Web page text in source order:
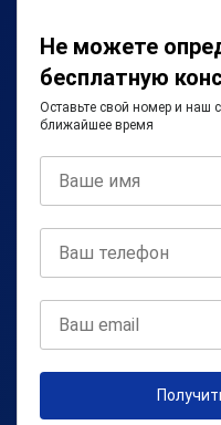
Не можете
бесплатную
Оставьте свой номер и наш
ближайшее время